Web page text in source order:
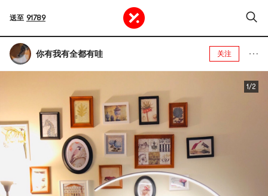
送至 91789
你有我有全都有哇 关注
1/2